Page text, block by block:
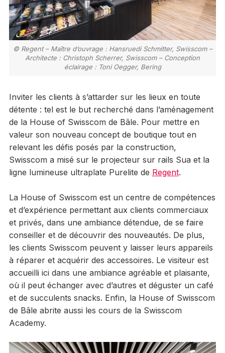
© Regent – Maître d’ouvrage : Hansruedi Schmitter, Swisscom –
Architecte : Christoph Scherrer, Swisscom – Conception
éclairage : Toni Oegger, Bering
Inviter les clients à s’attarder sur les lieux en toute
détente : tel est le but recherché dans l’aménagement
de la House of Swisscom de Bâle. Pour mettre en
valeur son nouveau concept de boutique tout en
relevant les défis posés par la construction,
Swisscom a misé sur le projecteur sur rails Sua et la
ligne lumineuse ultraplate Purelite de Regent.
La House of Swisscom est un centre de compétences
et d’expérience permettant aux clients commerciaux
et privés, dans une ambiance détendue, de se faire
conseiller et de découvrir des nouveautés. De plus,
les clients Swisscom peuvent y laisser leurs appareils
à réparer et acquérir des accessoires. Le visiteur est
accueilli ici dans une ambiance agréable et plaisante,
où il peut échanger avec d’autres et déguster un café
et de succulents snacks. Enfin, la House of Swisscom
de Bâle abrite aussi les cours de la Swisscom
Academy.